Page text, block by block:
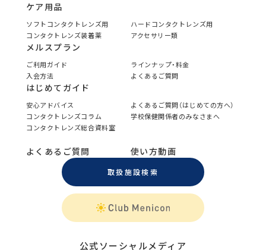
ケア用品
ソフトコンタクトレンズ用
ハードコンタクトレンズ用
コンタクトレンズ装着薬
アクセサリー類
メルスプラン
ご利用ガイド
ラインナップ・料金
入会方法
よくあるご質問
はじめてガイド
安心アドバイス
よくあるご質問（はじめての方へ）
コンタクトレンズコラム
学校保健関係者のみなさまへ
コンタクトレンズ総合資料室
よくあるご質問 使い方動画
取扱施設検索
公式ソーシャルメディア